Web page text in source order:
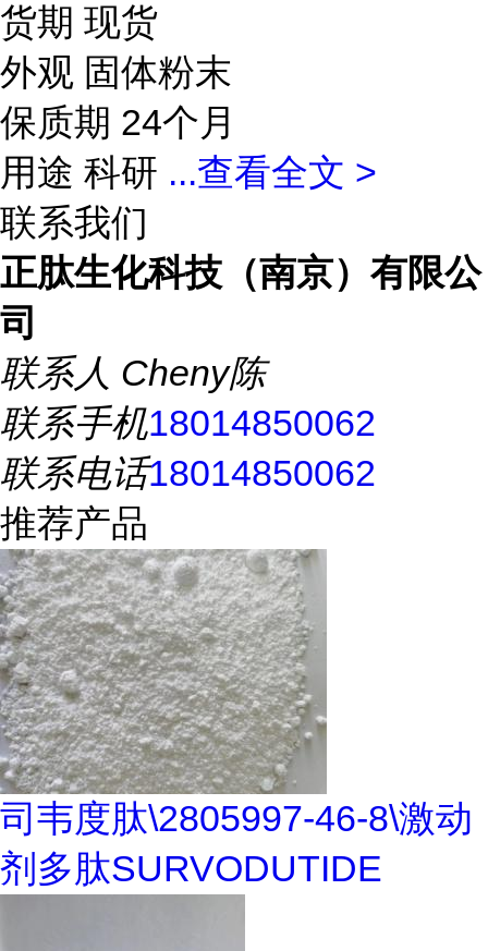
货期 现货
外观 固体粉末
保质期 24个月
用途 科研 ...查看全文 >
联系我们
正肽生化科技（南京）有限公
司
联系人 Cheny陈
联系手机18014850062
联系电话18014850062
推荐产品
司韦度肽\2805997-46-8\激动
剂多肽SURVODUTIDE